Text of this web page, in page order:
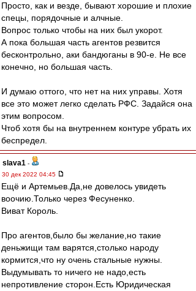
Просто, как и везде, бывают хорошие и плохие
спецы, порядочные и алчные.
Вопрос только чтобы на них был укорот.
А пока большая часть агентов резвится
бесконтрольно, аки бандюганы в 90-е. Не все
конечно, но большая часть.
И думаю оттого, что нет на них управы. Хотя
все это может легко сделать РФС. Задайся она
этим вопросом.
Чтоб хотя бы на внутреннем контуре убрать их
беспредел.
slava1 -
30 дек 2022 04:45
Ещё и Артемьев.Да,не довелось увидеть
воочию.Только через Фесуненко.
Виват Король.
Про агентов,было бы желание,но такие
деньжищи там варятся,cтолько народу
кормится,что ну очень стальные нужны.
Выдумывать то ничего не надо,есть
непротивление сторон.Есть Юридическая